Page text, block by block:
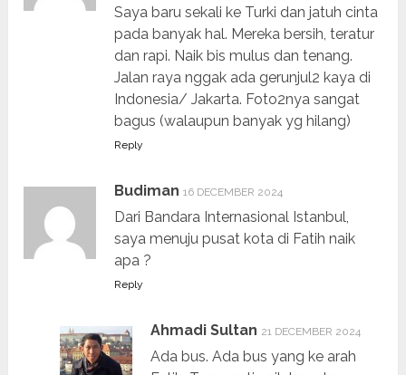
Saya baru sekali ke Turki dan jatuh cinta
pada banyak hal. Mereka bersih, teratur
dan rapi. Naik bis mulus dan tenang.
Jalan raya nggak ada gerunjul2 kaya di
Indonesia/ Jakarta. Foto2nya sangat
bagus (walaupun banyak yg hilang)
Reply
Budiman 16 DECEMBER 2024
Dari Bandara Internasional Istanbul,
saya menuju pusat kota di Fatih naik
apa ?
Reply
Ahmadi Sultan 21 DECEMBER 2024
Ada bus. Ada bus yang ke arah